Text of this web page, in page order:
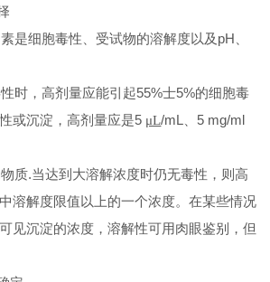
是细胞毒性、受试物的溶解度以及 pH
时，高剂量应能引起55%士5%的细胞毒
或沉淀，高剂量应是5 μL/mL
5 mg/ml
质.当达到大溶解浓度时仍无毒性，则高
溶解度限值以上的一个浓度。在某些情况
见沉淀的浓度，溶解性可用肉眼鉴别，但